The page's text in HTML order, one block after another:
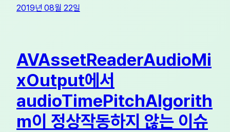
2019년 08월 22일
AVAssetReaderAudioMi
xOutput에서
audioTimePitchAlgorith
m이 정상작동하지 않는 이슈